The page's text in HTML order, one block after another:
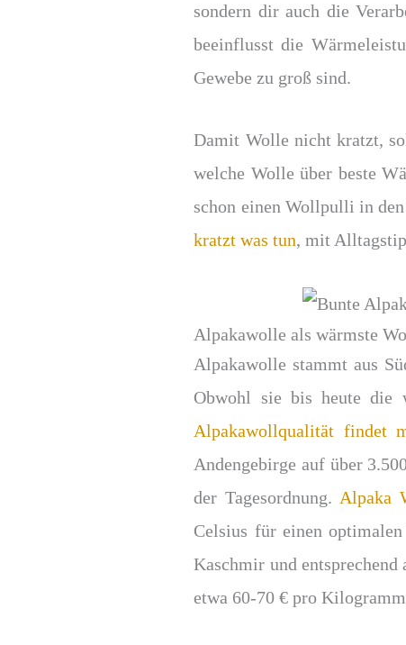
sondern dir auch die
beeinflusst die
Gewebe zu groß sind.
Damit Wolle nicht kratzt,
welche Wolle über beste
schon einen Wollpulli in
kratzt was tun, mit
Alpakawolle als wärmste
Alpakawolle stammt aus
Obwohl sie bis heute die
Alpakawollqualität findet
Andengebirge auf über
der Tagesordnung. Alpaka
Celsius für einen
Kaschmir und
etwa 60-70 € pro